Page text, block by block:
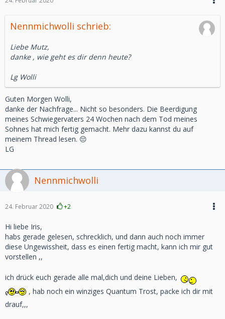
Nennmichwolli schrieb:
Liebe Mutz,
danke , wie geht es dir denn heute?
Lg Wolli
Guten Morgen Wolli,
danke der Nachfrage... Nicht so besonders. Die Beerdigung
meines Schwiegervaters 24 Wochen nach dem Tod meines
Sohnes hat mich fertig gemacht. Mehr dazu kannst du auf
meinem Thread lesen. 😔
LG
Nennmichwolli
24. Februar 2020 +2
Hi liebe Iris,
habs gerade gelesen, schrecklich, und dann auch noch immer
diese Ungewissheit, dass es einen fertig macht, kann ich mir gut
vorstellen ,,
ich drück euch gerade alle mal,dich und deine Lieben,
, hab noch ein winziges Quantum Trost, packe ich dir mit
drauf,,,